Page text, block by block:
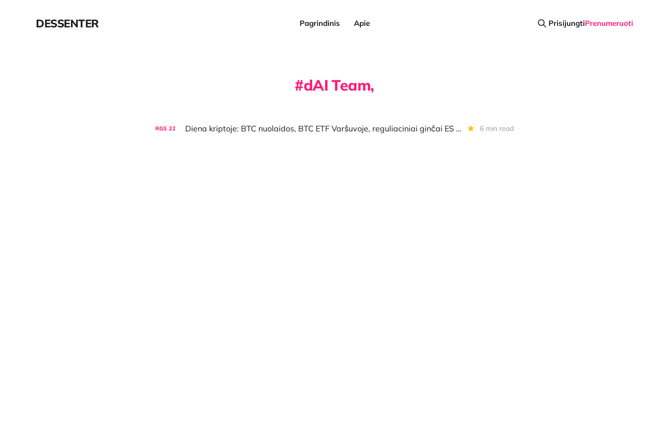
DESSENTER Pagrindinis Apie PrisijungtiPrenumeruoti
dAI Team,
RGS 22 Diena kriptoje: BTC nuolaidos, BTC ETF Varšuvoje, reguliaciniai ginčai ES ir dar daugiau 6 min read